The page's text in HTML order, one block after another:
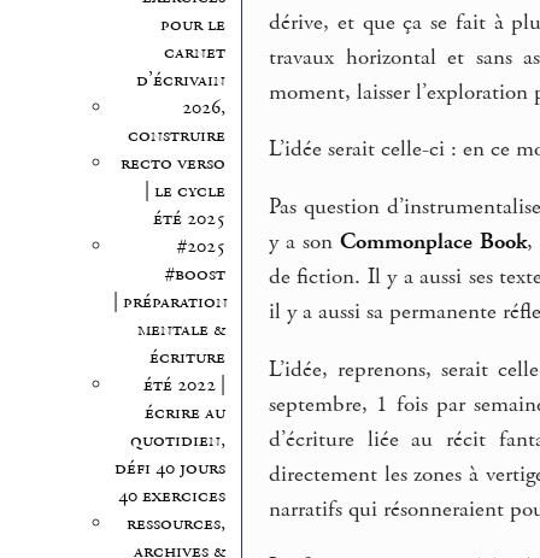
pour le
carnet
d’écrivain
2026,
construire
recto verso
| le cycle
été 2025
#2025
#boost
| préparation
mentale &
écriture
été 2022 |
écrire au
quotidien,
défi 40 jours
40 exercices
ressources,
archives &
dérive, et que ça se fait à
travaux horizontal et sans
moment, laisser
L’idée serait celle-ci : en ce
Pas question
y a son Commonplace Book,
de fiction. Il y a aussi ses
il y a aussi sa permanente
L’idée, reprenons, serait
septembre, 1 fois par
d’écriture liée au récit
directement les zones à
narratifs qui résonneraient